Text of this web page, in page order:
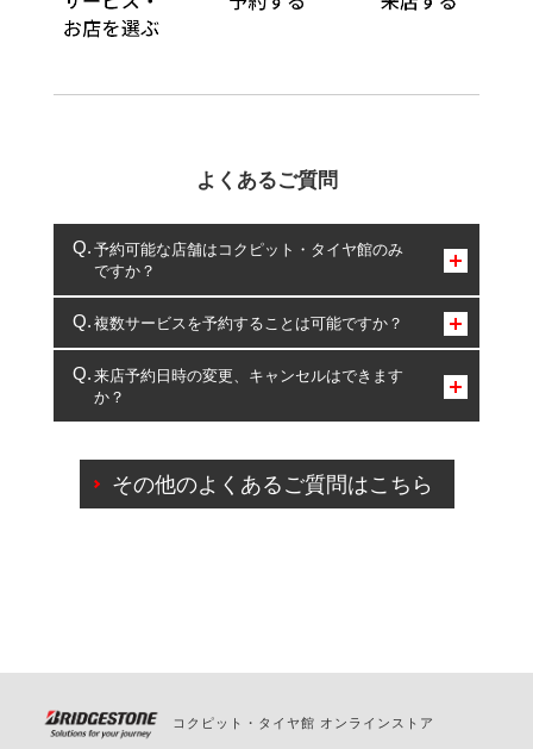
よくあるご質問
予約可能な店舗はコクピット・タイヤ館のみ
ですか？
コクピット・タイヤ館のみとなります。
複数サービスを予約することは可能ですか？
複数サービスのご予約は可能です。
一部の商品・サービスの組み合わせに限り、同時にご予約が
出来ないものもございます。
来店予約日時の変更、キャンセルはできます
か？
ご来店予約日の3営業日前を過ぎている場合のご予約
の日時変更につきましては、直接ご予約の店舗まで
その他のよくあるご質問はこちら
コクピット・タイヤ館 オンラインストア